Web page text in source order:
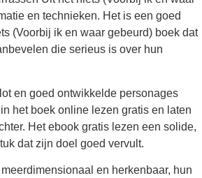
en technieken. Het is een goed
(Voorbij ik en waar gebeurd) boek dat
die serieus is over hun
en goed ontwikkelde personages
het boek online lezen gratis en laten
Het ebook gratis lezen een solide,
dat zijn doel goed vervult.
en herkenbaar, hun